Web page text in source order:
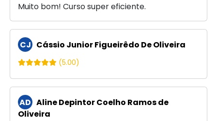
Muito bom! Curso super eficiente.
CJ Cássio Junior Figueirêdo De Oliveira
(5.00)
AD Aline Depintor Coelho Ramos de
Oliveira